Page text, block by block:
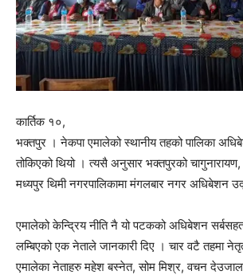
कार्तिक १०,
भक्तपुर । नेकपा एमालेको स्थानीय तहको पालिका
तोकिएको थियो । त्यसै अनुसार भक्तपुरको
मध्यपुर थिमी नगरपालिकामा मंगलबार नगर अधिबेशन
एमालेको केन्द्रिय नीति नै यो पटकको अधिबेशन
लम्बिएको एक नेताले जानकारी दिए । चार वटै तहमा
एमालेका नेताहरु महेश बस्नेत, सोम मिश्र, वचन